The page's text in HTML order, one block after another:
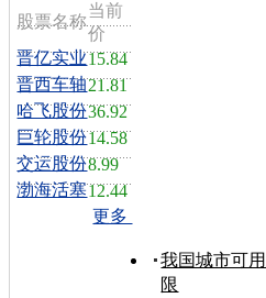
股票名称
当前
价
晋亿实业15.84
晋西车轴21.81
哈飞股份36.92
巨轮股份14.58
交运股份8.99
渤海活塞12.44
更多
我国城市可
限